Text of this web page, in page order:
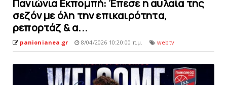
Πανιώνια Εκπομπή: Έπεσε η αυλαία της
σεζόν με όλη την επικαιρότητα,
ρεπορτάζ & α...
panionianea.gr 8/04/2026 10:20:00 π.μ. webtv